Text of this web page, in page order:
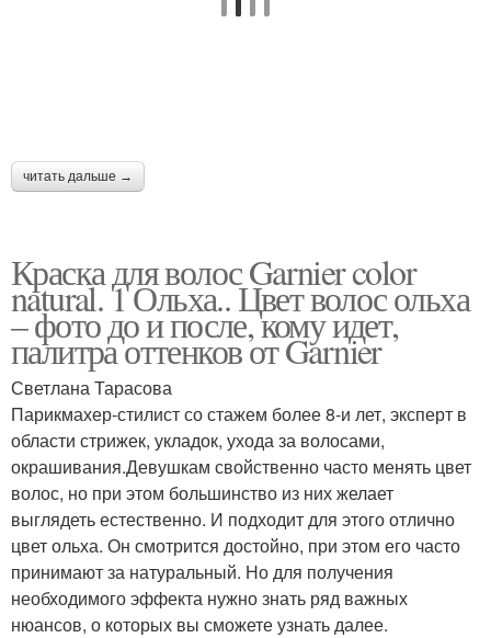
читать дальше →
Краска для волос Garnier color
natural. 1 Ольха.. Цвет волос ольха
– фото до и после, кому идет,
палитра оттенков от Garnier
Светлана Тарасова
Парикмахер-стилист со стажем более 8-и лет, эксперт в
области стрижек, укладок, ухода за волосами,
окрашивания.Девушкам свойственно часто менять цвет
волос, но при этом большинство из них желает
выглядеть естественно. И подходит для этого отлично
цвет ольха. Он смотрится достойно, при этом его часто
принимают за натуральный. Но для получения
необходимого эффекта нужно знать ряд важных
нюансов, о которых вы сможете узнать далее.